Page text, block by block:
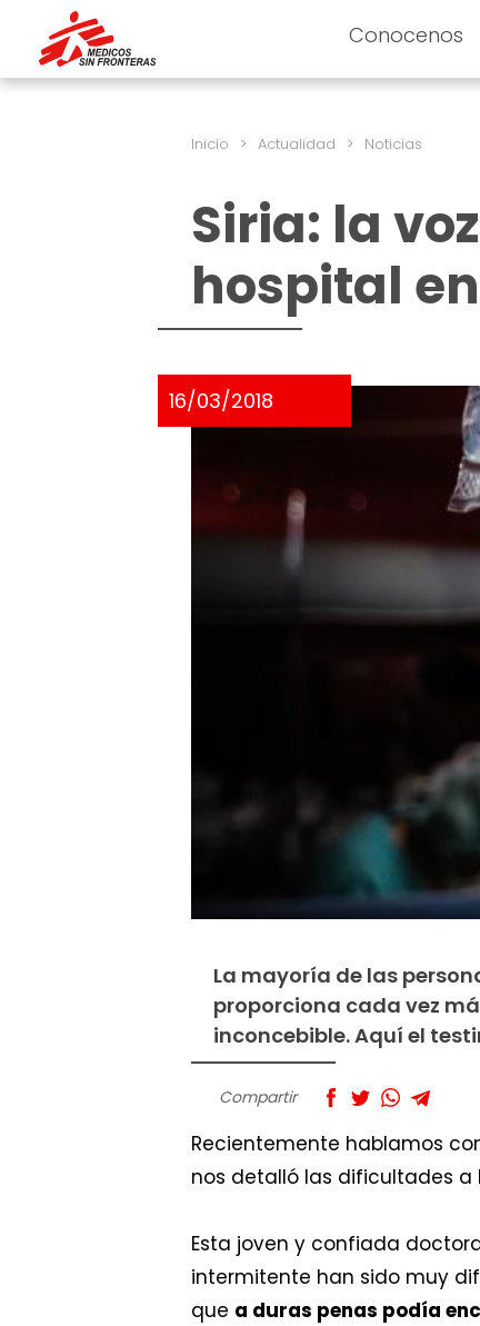
Conocenos
Inicio > Actualidad > Noticias
Siria: la
hospital
16/03/2018
La mayoría de las
proporciona cada vez
inconcebible. Aquí el
Compartir
Recientemente hablamos
nos detalló las dificultades a
Esta joven y confiada
intermitente han sido muy
que a duras penas podía